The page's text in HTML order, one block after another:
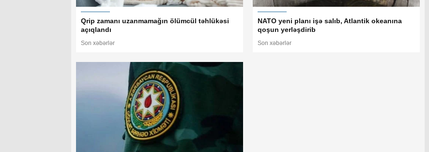
Qrip zamanı uzanmamağın ölümcül təhlükəsi
açıqlandı
Son xəbərlər
NATO yeni planı işə salıb, Atlantik okeanına
qoşun yerləşdirib
Son xəbərlər